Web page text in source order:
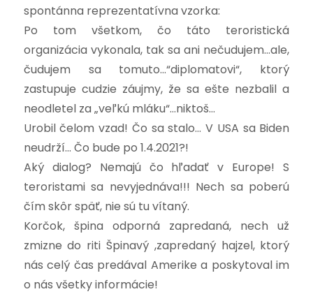
spontánna reprezentatívna vzorka:
Po tom všetkom, čo táto teroristická
organizácia vykonala, tak sa ani nečudujem…ale,
čudujem sa tomuto…“diplomatovi“, ktorý
zastupuje cudzie záujmy, že sa ešte nezbalil a
neodletel za „veľkú mláku“…niktoš…
Urobil čelom vzad! Čo sa stalo… V USA sa Biden
neudrží… Čo bude po 1.4.2021?!
Aký dialog? Nemajú čo hľadať v Europe! S
teroristami sa nevyjednáva!!! Nech sa poberú
čím skôr späť, nie sú tu vítaný.
Korčok, špina odporná zapredaná, nech už
zmizne do riti Špinavý ,zapredaný hajzel, ktorý
nás celý čas predával Amerike a poskytoval im
o nás všetky informácie!